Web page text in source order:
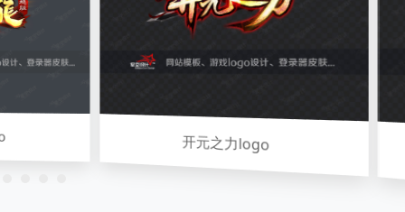
开元之力logo